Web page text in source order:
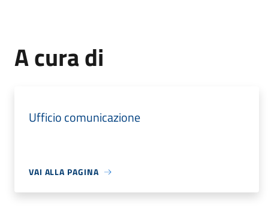
A cura di
Ufficio comunicazione
VAI ALLA PAGINA